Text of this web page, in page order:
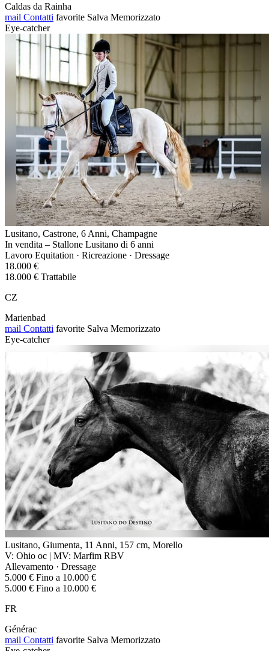
Caldas da Rainha
mail Contatti favorite Salva Memorizzato
Eye-catcher
Lusitano, Castrone, 6 Anni, Champagne
In vendita – Stallone Lusitano di 6 anni
Lavoro Equitation · Ricreazione · Dressage
18.000 €
18.000 € Trattabile
CZ
Marienbad
mail Contatti favorite Salva Memorizzato
Eye-catcher
Lusitano, Giumenta, 11 Anni, 157 cm, Morello
V: Ohio oc | MV: Marfim RBV
Allevamento · Dressage
5.000 € Fino a 10.000 €
5.000 € Fino a 10.000 €
FR
Générac
mail Contatti favorite Salva Memorizzato